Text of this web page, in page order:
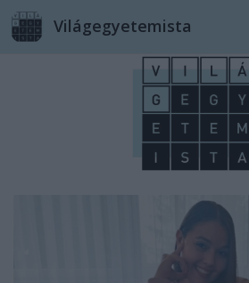
Világegyetemista